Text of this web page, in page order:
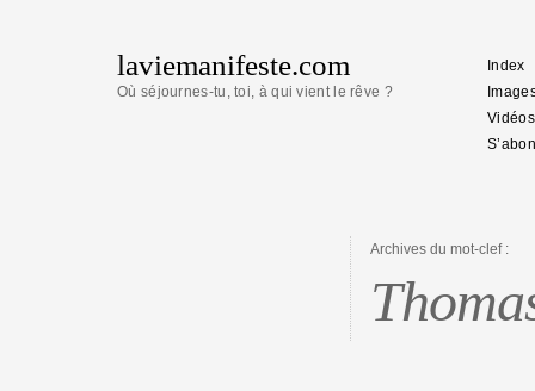
laviemanifeste.com
Où séjournes-tu, toi, à qui vient le rêve ?
Index
Vidéos
Archives du mot-clef :